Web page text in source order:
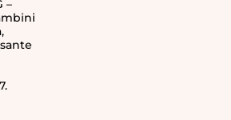
–